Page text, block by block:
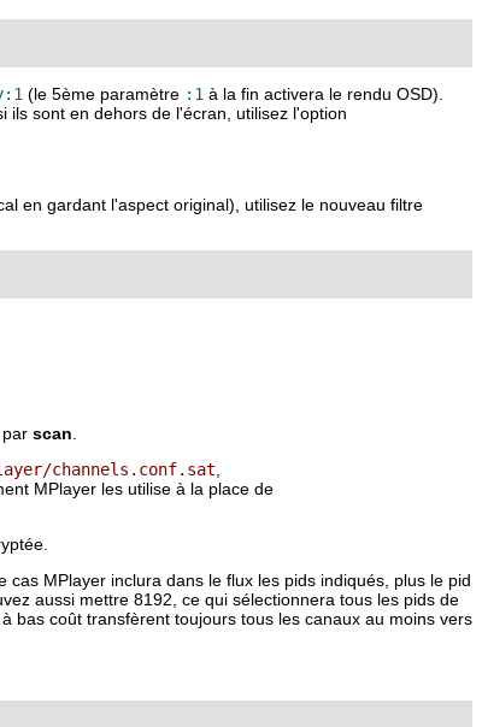
(le 5ème paramètre :1 à la fin activera le rendu OSD).
ils sont en dehors de l'écran, utilisez l'option
en gardant l'aspect original), utilisez le nouveau filtre
scan.
channels.conf.sat,
MPlayer les utilise à la place de
cas MPlayer inclura dans le flux les pids indiqués, plus le pid
aussi mettre 8192, ce qui sélectionnera tous les pids de
bas coût transfèrent toujours tous les canaux au moins vers